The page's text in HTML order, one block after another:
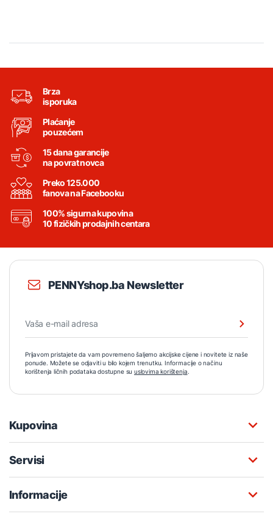
Brza
isporuka
Plaćanje
pouzećem
15 dana garancije
na povrat novca
Preko 125.000
fanova na Facebooku
100% sigurna kupovina
10 fizičkih prodajnih centara
PENNYshop.ba Newsletter
Prijavom pristajete da vam povremeno šaljemo akcijske cijene i novitete iz naše
ponude. Možete se odjaviti u bilo kojem trenutku. Informacije o načinu
korištenja ličnih podataka dostupne su uslovima korištenja.
Kupovina
Servisi
Informacije